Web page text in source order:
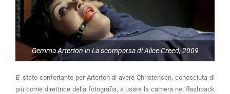
Gemma Arterton in La scomparsa di Alice Creed, 2009
E’ stato confortante per Arterton di avere Christensen, conosciuta di
più come direttrice della fotografia, a usare la camera nei flashback